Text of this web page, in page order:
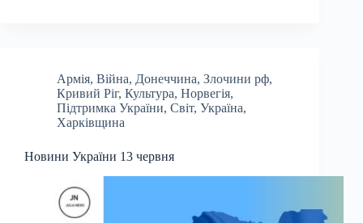
Армія, Війна, Донеччина, Злочини рф,
Кривий Ріг, Культура, Норвегія,
Підтримка України, Світ, Україна,
Харківщина
Новини України 13 червня